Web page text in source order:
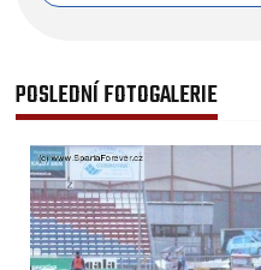
POSLEDNÍ FOTOGALERIE